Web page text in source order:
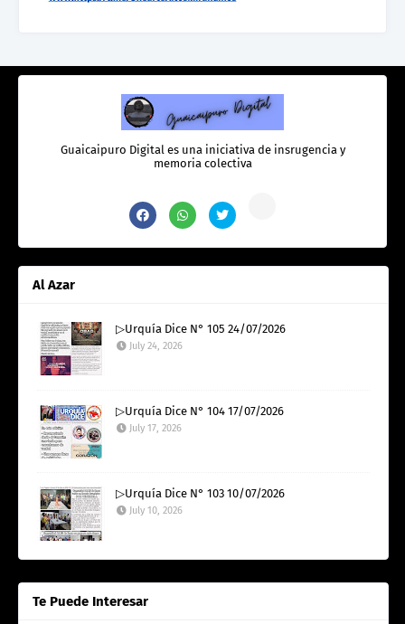
Guaicaipuro Digital es una iniciativa de insrugencia y
memoria colectiva
Al Azar
▷Urquía Dice N° 105 24/07/2026
July 24, 2026
▷Urquía Dice N° 104 17/07/2026
July 17, 2026
▷Urquía Dice N° 103 10/07/2026
July 10, 2026
Te Puede Interesar